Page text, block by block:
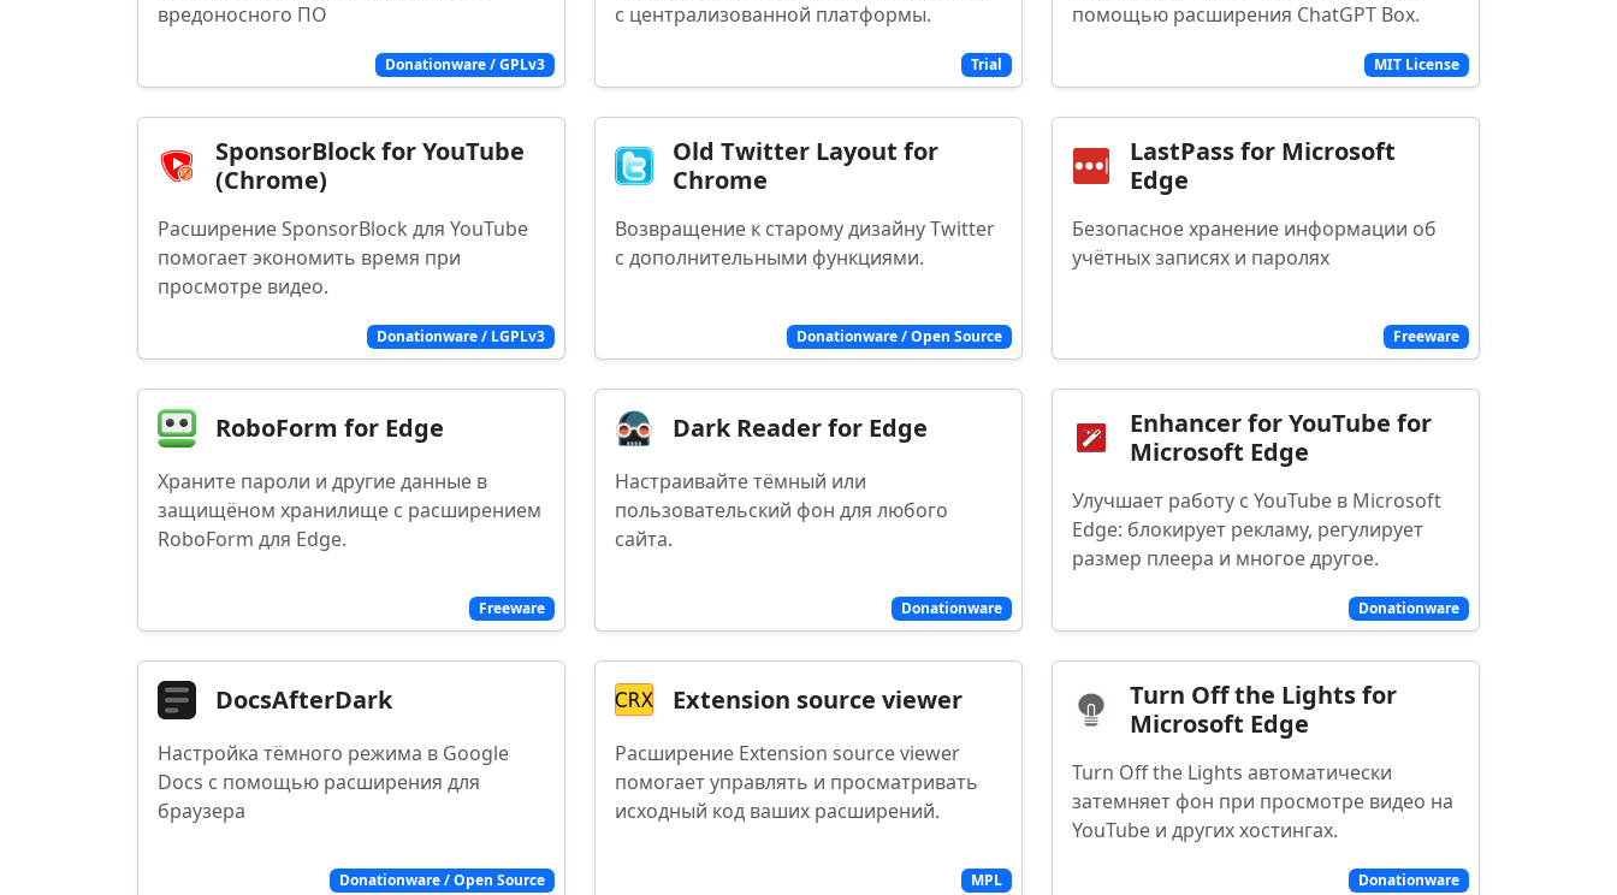
Donationware / GPLv3
вредоносного ПО
Trial
с централизованной платформы.
MIT License
помощью расширения ChatGPT Box.
Donationware / LGPLv3
SponsorBlock for YouTube
(Chrome)
Расширение SponsorBlock для YouTube
помогает экономить время при
просмотре видео.
Donationware / Open Source
Old Twitter Layout for
Chrome
Возвращение к старому дизайну Twitter
с дополнительными функциями.
Freeware
LastPass for Microsoft
Edge
Безопасное хранение информации об
учётных записях и паролях
Freeware
RoboForm for Edge
Храните пароли и другие данные в
защищёном хранилище с расширением
RoboForm для Edge.
Donationware
Dark Reader for Edge
Настраивайте тёмный или
пользовательский фон для любого
сайта.
Donationware
Enhancer for YouTube for
Microsoft Edge
Улучшает работу с YouTube в Microsoft
Edge: блокирует рекламу, регулирует
размер плеера и многое другое.
Donationware / Open Source
DocsAfterDark
Настройка тёмного режима в Google
Docs с помощью расширения для
браузера
MPL
Extension source viewer
Расширение Extension source viewer
помогает управлять и просматривать
исходный код ваших расширений.
Donationware
Turn Off the Lights for
Microsoft Edge
Turn Off the Lights автоматически
затемняет фон при просмотре видео на
YouTube и других хостингах.